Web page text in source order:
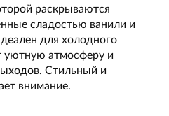
раскрываются
сладостью ванили и
для холодного
уютную атмосферу и
Стильный и
внимание.